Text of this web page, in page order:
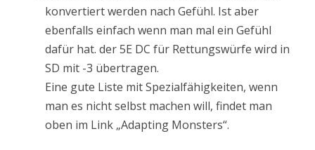
konvertiert werden nach Gefühl. Ist aber
ebenfalls einfach wenn man mal ein Gefühl
dafür hat. der 5E DC für Rettungswürfe wird in
SD mit -3 übertragen.
Eine gute Liste mit Spezialfähigkeiten, wenn
man es nicht selbst machen will, findet man
oben im Link „Adapting Monsters“.